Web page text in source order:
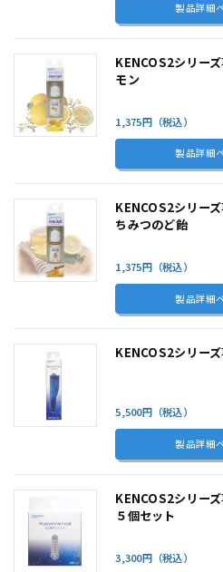
製品詳細
KENCOS2シリー
モン
1,375円（税込）
製品詳細
KENCOS2シリー
ちみつのど飴
1,375円（税込）
製品詳細
KENCOS2シリー
5,500円（税込）
製品詳細
KENCOS2シリー
５個セット
3,300円（税込）